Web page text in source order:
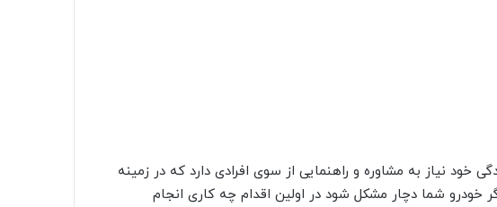
خود نیاز به مشاوره و راهنمایی از سوی افرادی دارد که در زمینه
خودرو شما دچار مشکل شود در اولین اقدام چه کاری انجام